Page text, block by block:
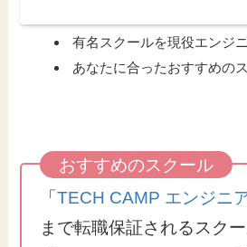
有名スクールを現役エンジ
あなたに合ったおすすめの
「TECH CAMP エンジニ
まで転職保証されるスクー